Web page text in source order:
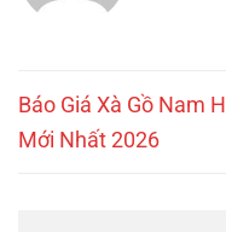
Báo Giá Xà Gồ Nam
Mới Nhất 2026